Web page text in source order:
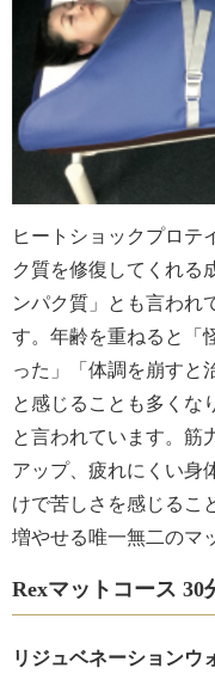
ヒートショックプロテ
ク質を修復してくれる
ンパク質」とも言われ
す。年齢を重ねると「
った」「体調を崩すと
と感じることも多くな
と言われています。筋
アップ、疲れにくい身
けで苦しさを感じるこ
増やせる唯一無二のマ
Rexマットコース 30
リジュベネーションウ